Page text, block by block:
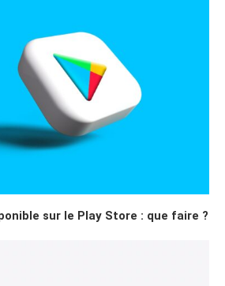
sur le Play Store : que faire ?